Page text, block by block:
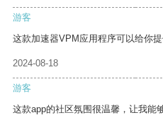
游客
这款加速器VPM应用程序可以给你
2024-08-18
游客
这款app的社区氛围很温馨，让我能